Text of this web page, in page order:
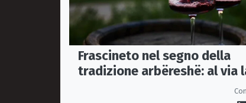
Frascineto nel segno della
tradizione arbëreshë: al via
edizione della Festa del Vino